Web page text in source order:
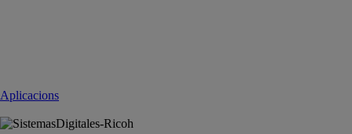
Aplicacions